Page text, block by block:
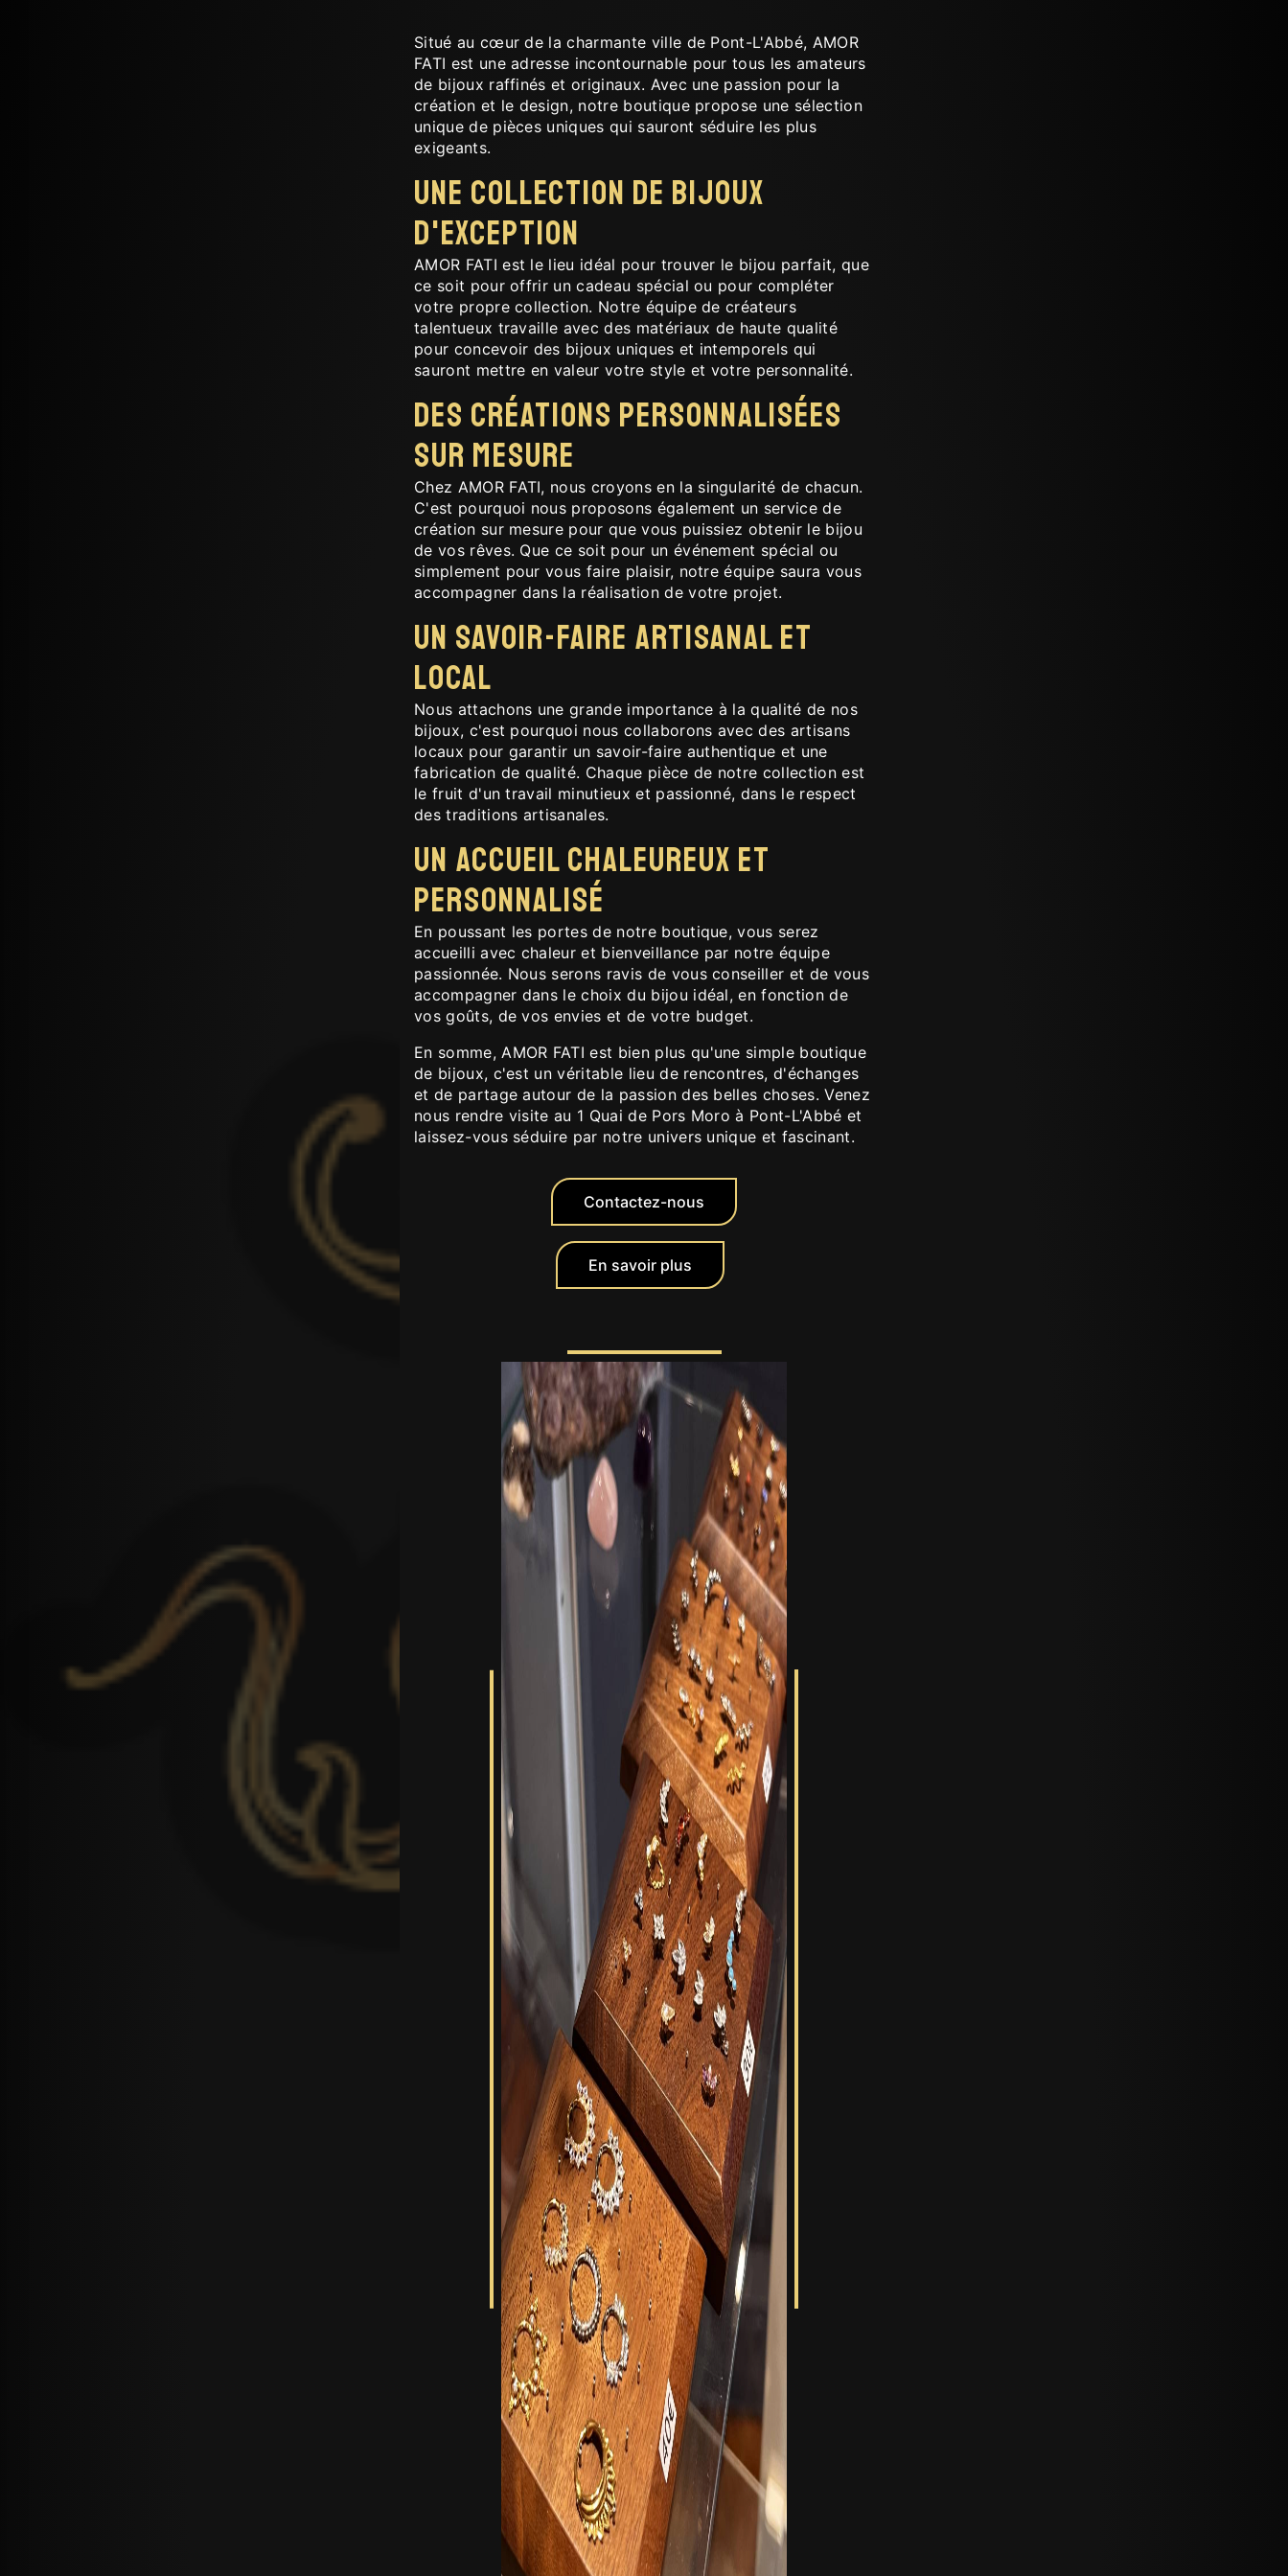
Situé au cœur de la charmante ville de Pont-L'Abbé, AMOR
FATI est une adresse incontournable pour tous les amateurs
de bijoux raffinés et originaux. Avec une passion pour la
création et le design, notre boutique propose une sélection
unique de pièces uniques qui sauront séduire les plus
exigeants.
Une collection de bijoux
d'exception
AMOR FATI est le lieu idéal pour trouver le bijou parfait, que
ce soit pour offrir un cadeau spécial ou pour compléter
votre propre collection. Notre équipe de créateurs
talentueux travaille avec des matériaux de haute qualité
pour concevoir des bijoux uniques et intemporels qui
sauront mettre en valeur votre style et votre personnalité.
Des créations personnalisées
sur mesure
Chez AMOR FATI, nous croyons en la singularité de chacun.
C'est pourquoi nous proposons également un service de
création sur mesure pour que vous puissiez obtenir le bijou
de vos rêves. Que ce soit pour un événement spécial ou
simplement pour vous faire plaisir, notre équipe saura vous
accompagner dans la réalisation de votre projet.
Un savoir-faire artisanal et
local
Nous attachons une grande importance à la qualité de nos
bijoux, c'est pourquoi nous collaborons avec des artisans
locaux pour garantir un savoir-faire authentique et une
fabrication de qualité. Chaque pièce de notre collection est
le fruit d'un travail minutieux et passionné, dans le respect
des traditions artisanales.
Un accueil chaleureux et
personnalisé
En poussant les portes de notre boutique, vous serez
accueilli avec chaleur et bienveillance par notre équipe
passionnée. Nous serons ravis de vous conseiller et de vous
accompagner dans le choix du bijou idéal, en fonction de
vos goûts, de vos envies et de votre budget.
En somme, AMOR FATI est bien plus qu'une simple boutique
de bijoux, c'est un véritable lieu de rencontres, d'échanges
et de partage autour de la passion des belles choses. Venez
nous rendre visite au 1 Quai de Pors Moro à Pont-L'Abbé et
laissez-vous séduire par notre univers unique et fascinant.
En savoir plus
Contactez-nous